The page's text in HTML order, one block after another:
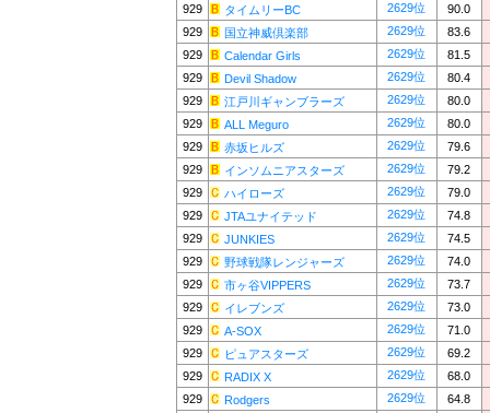
929
タイムリーBC 2629位
90.0
929
国立神威倶楽部 2629位
83.6
929
Calendar Girls 2629位
81.5
929
Devil Shadow 2629位
80.4
929
江戸川ギャンブラーズ 2629位
80.0
929
ALL Meguro 2629位
80.0
929
赤坂ヒルズ 2629位
79.6
929
インソムニアスターズ 2629位
79.2
929
ハイローズ 2629位
79.0
929
JTAユナイテッド 2629位
74.8
929
JUNKIES 2629位
74.5
929
野球戦隊レンジャーズ 2629位
74.0
929
市ヶ谷VIPPERS 2629位
73.7
929
イレブンズ 2629位
73.0
929
A-SOX 2629位
71.0
929
ピュアスターズ 2629位
69.2
929
RADIX X 2629位
68.0
929
Rodgers 2629位
64.8